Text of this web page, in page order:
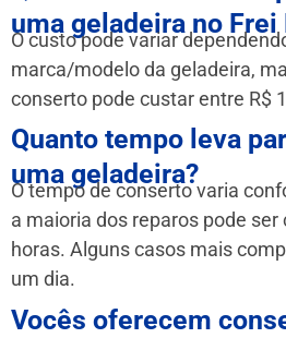
uma geladeira no Frei
O custo pode variar
marca/modelo da geladeira,
conserto pode custar entre R$
Quanto tempo leva
uma geladeira?
O tempo de conserto varia
a maioria dos reparos pode
horas. Alguns casos mais
um dia.
Vocês oferecem